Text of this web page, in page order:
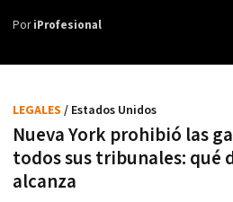
PoriProfesional
Nueva York prohibió las
todos sus tribunales: qué
alcanza
LEGALES / Estados Unidos